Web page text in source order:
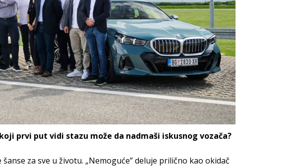
prvi put vidi stazu može da nadmaši iskusnog vozača?
šanse za sve u životu. „Nemoguće” deluje prilično kao okidač